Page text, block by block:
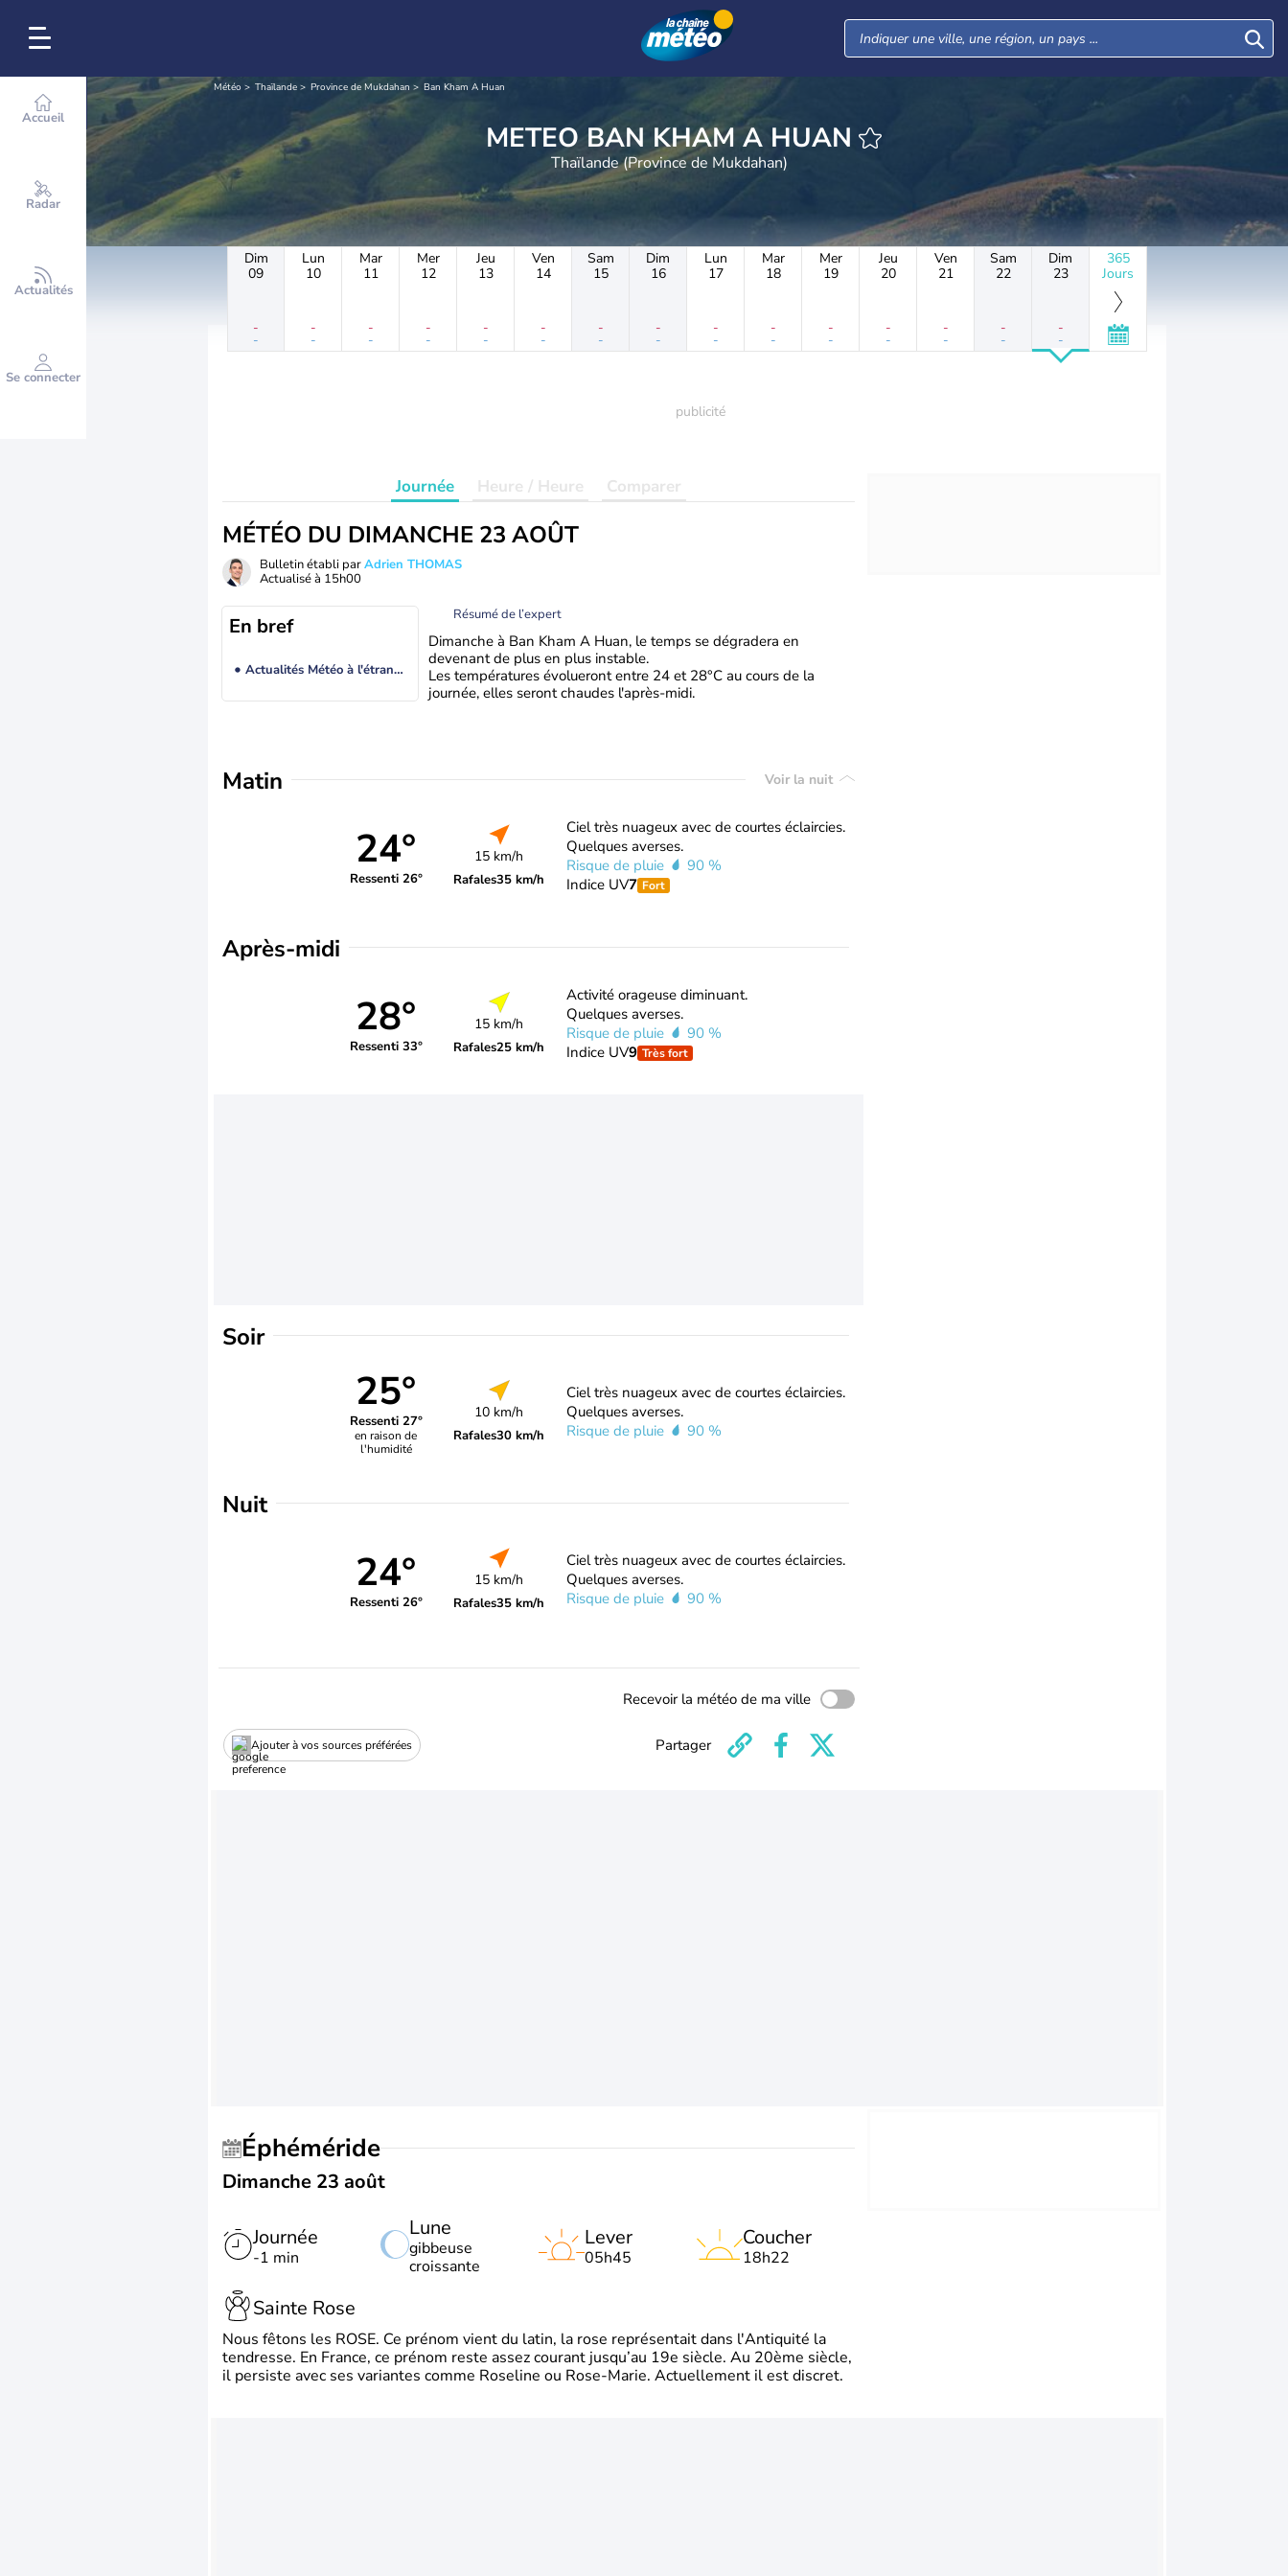
Accueil
Radar
Actualités
Se connecter
Météo Thaïlande Province de Mukdahan Ban Kham A Huan
METEO BAN KHAM A HUAN
Thaïlande (Province de Mukdahan)
Dim
09
-
-
Lun
10
-
-
Mar
11
-
-
Mer
12
-
-
Jeu
13
-
-
Ven
14
-
-
Sam
15
-
-
Dim
16
-
-
Lun
17
-
-
Mar
18
-
-
Mer
19
-
-
Jeu
20
-
-
Ven
21
-
-
Sam
22
-
-
Dim
23
-
-
365
Jours
Journée Heure / Heure Comparer
MÉTÉO DU DIMANCHE 23 AOÛT
Bulletin établi parAdrien THOMAS
Actualisé à 15h00
En bref
Actualités Météo à l'étranger
Résumé de l’expert
Dimanche à Ban Kham A Huan, le temps se dégradera en
devenant de plus en plus instable.
Les températures évolueront entre 24 et 28°C au cours de la
journée, elles seront chaudes l'après-midi.
Matin Voir la nuit
24°
Ressenti 26°
15 km/h
Rafales35 km/h
Ciel très nuageux avec de courtes éclaircies.
Quelques averses.
Risque de pluie
90 %
Indice UV7 Fort
Après-midi
28°
Ressenti 33°
15 km/h
Rafales25 km/h
Activité orageuse diminuant.
Quelques averses.
Risque de pluie
90 %
Indice UV9 Très fort
Soir
25°
Ressenti 27°
en raison de
l'humidité
10 km/h
Rafales30 km/h
Ciel très nuageux avec de courtes éclaircies.
Quelques averses.
Risque de pluie
90 %
Nuit
24°
Ressenti 26°
15 km/h
Rafales35 km/h
Ciel très nuageux avec de courtes éclaircies.
Quelques averses.
Risque de pluie
90 %
Recevoir la météo de ma ville
Ajouter à vos sources préférées Partager
Éphéméride
Dimanche 23 août
Journée
-1 min
Lune
gibbeuse
croissante
Lever
05h45
Coucher
18h22
Sainte Rose
Nous fêtons les ROSE. Ce prénom vient du latin, la rose représentait dans l'Antiquité la
tendresse. En France, ce prénom reste assez courant jusqu’au 19e siècle. Au 20ème siècle,
il persiste avec ses variantes comme Roseline ou Rose-Marie. Actuellement il est discret.